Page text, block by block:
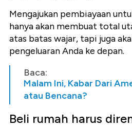
Mengajukan pembiayaan
hanya akan membuat total
atas batas wajar, tapi juga
pengeluaran Anda ke depan.
Baca:
Malam Ini, Kabar Dari
atau Bencana?
Beli rumah harus